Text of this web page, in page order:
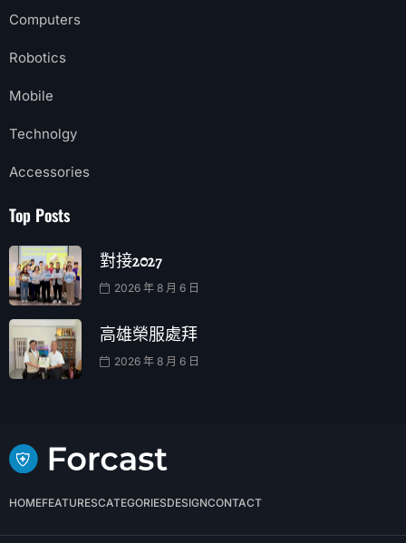
Computers
Robotics
Mobile
Technolgy
Accessories
Top Posts
對接2027
2026 年 8 月 6 日
高雄榮服處拜
2026 年 8 月 6 日
HOMEFEATURESCATEGORIESDESIGNCONTACT